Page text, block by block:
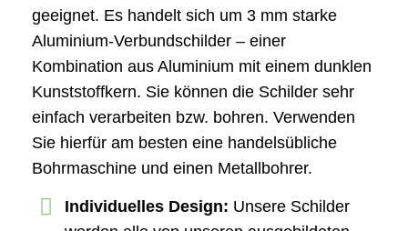
geeignet. Es handelt sich um 3 mm starke
Aluminium-Verbundschilder – einer
Kombination aus Aluminium mit einem dunklen
Kunststoffkern. Sie können die Schilder sehr
einfach verarbeiten bzw. bohren. Verwenden
Sie hierfür am besten eine handelsübliche
Bohrmaschine und einen Metallbohrer.
Individuelles Design: Unsere Schilder